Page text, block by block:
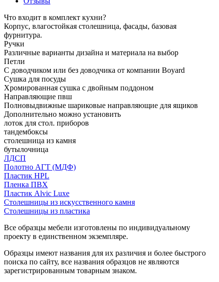
Что входит в комплект кухни?
Корпус, влагостойкая столешница, фасады, базовая
фурнитура.
Ручки
Различные варианты дизайна и материала на выбор
Петли
С доводчиком или без доводчика от компании Boyard
Сушка для посуды
Хромированная сушка с двойным поддоном
Направляющие пвш
Полновыдвижные шариковые направляющие для ящиков
Дополнительно можно установить
лоток для стол. приборов
тандембоксы
столешница из камня
бутылочница
ЛДСП
Полотно АГТ (МДФ)
Пластик HPL
Пленка ПВХ
Пластик Alvic Luxe
Столешницы из искусственного камня
Столешницы из пластика
Все образцы мебели изготовлены по индивидуальному
проекту в единственном экземпляре.
Образцы имеют названия для их различия и более быстрого
поиска по сайту, все названия образцов не являются
зарегистрированным товарным знаком.